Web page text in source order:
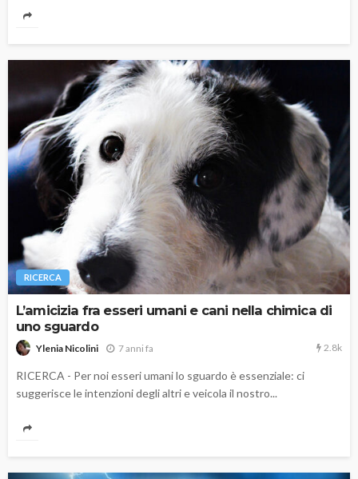
RICERCA
L’amicizia fra esseri umani e cani nella chimica di
uno sguardo
Ylenia Nicolini 7 anni fa 2.8k
RICERCA - Per noi esseri umani lo sguardo è essenziale: ci
suggerisce le intenzioni degli altri e veicola il nostro...